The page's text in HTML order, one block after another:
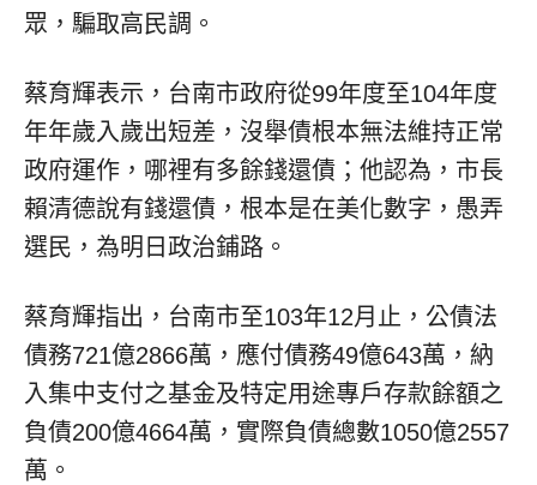
眾，騙取高民調。
蔡育輝表示，台南市政府從99年度至104年度
年年歲入歲出短差，沒舉債根本無法維持正常
政府運作，哪裡有多餘錢還債；他認為，市長
賴清德說有錢還債，根本是在美化數字，愚弄
選民，為明日政治鋪路。
蔡育輝指出，台南市至103年12月止，公債法
債務721億2866萬，應付債務49億643萬，納
入集中支付之基金及特定用途專戶存款餘額之
負債200億4664萬，實際負債總數1050億2557
萬。